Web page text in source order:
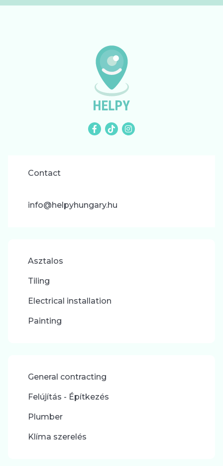
Contact
info@helpyhungary.hu
Asztalos
Tiling
Electrical installation
Painting
General contracting
Felújítás - Építkezés
Plumber
Klíma szerelés